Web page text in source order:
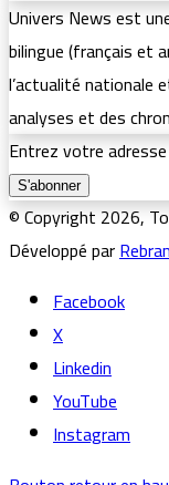
Univers News est
bilingue (français et
l’actualité nationale
analyses et des
Entrez votre
© Copyright 2026,
Développé par
Facebook
X
Linkedin
YouTube
Instagram